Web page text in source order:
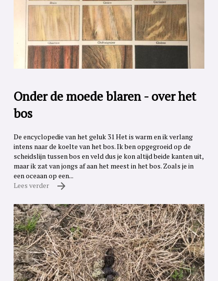
Onder de moede blaren - over het
bos
De encyclopedie van het geluk 31 Het is warm en ik verlang
intens naar de koelte van het bos. Ik ben opgegroeid op de
scheidslijn tussen bos en veld dus je kon altijd beide kanten uit,
maar ik zat van jongs af aan het meest in het bos. Zoals je in
een oceaan op een...
Lees verder